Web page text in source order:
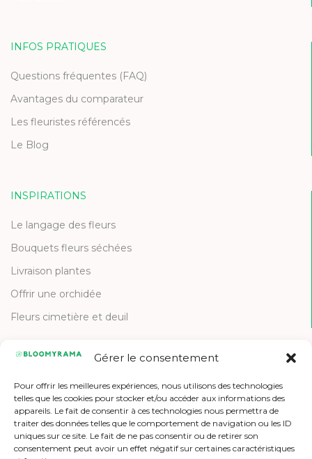
Gérer le consentement
Pour offrir les meilleures expériences, nous utilisons des technologies
telles que les cookies pour stocker et/ou accéder aux informations des
appareils. Le fait de consentir à ces technologies nous permettra de
traiter des données telles que le comportement de navigation ou les ID
uniques sur ce site. Le fait de ne pas consentir ou de retirer son
consentement peut avoir un effet négatif sur certaines caractéristiques
INFOS PRATIQUES
Questions fréquentes (FAQ)
Avantages du comparateur
Les fleuristes référencés
Le Blog
INSPIRATIONS
Le langage des fleurs
Bouquets fleurs séchées
Livraison plantes
Offrir une orchidée
Fleurs cimetière et deuil
Contactez-nous
Etre référencé
Offres d'emploi